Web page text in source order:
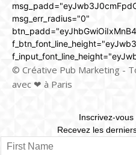
msg_err_radius="0"
© Créative Pub Marketing -
avec ❤ à Paris
Inscrivez-
Recevez les